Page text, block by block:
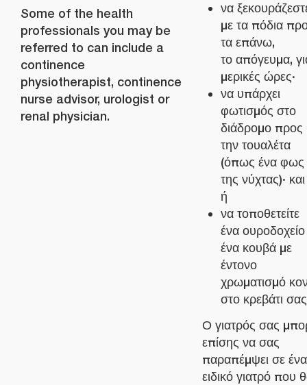
Some of the health
professionals you may be
referred to can include a
continence
physiotherapist, continence
nurse advisor, urologist or
renal physician.
να
με τα πόδια
τα επάνω,
το απόγευμα,
μερικές ώρες·
να υπάρχει
φωτισμός στο
διάδρομο προς
την τουαλέτα
(όπως ένα φως
της νύχτας)·
ή
να τοποθετείτε
ένα
ένα κουβά με
έντονο
χρωματισμό
στο κρεβάτι
Ο γιατρός σας
επίσης να σας
παραπέμψει σε
ειδικό γιατρό που